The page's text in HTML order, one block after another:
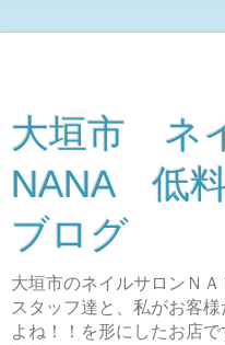
大垣市 ネ
NANA 低
ブログ
大垣市のネイルサロンＮ
スタッフ達と、私がお客
よね！！を形にしたお店